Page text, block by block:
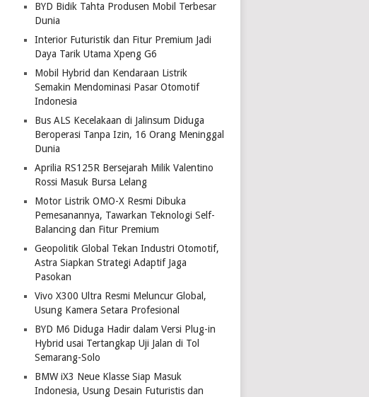
BYD Bidik Tahta Produsen Mobil Terbesar
Dunia
Interior Futuristik dan Fitur Premium Jadi
Daya Tarik Utama Xpeng G6
Mobil Hybrid dan Kendaraan Listrik
Semakin Mendominasi Pasar Otomotif
Indonesia
Bus ALS Kecelakaan di Jalinsum Diduga
Beroperasi Tanpa Izin, 16 Orang Meninggal
Dunia
Aprilia RS125R Bersejarah Milik Valentino
Rossi Masuk Bursa Lelang
Motor Listrik OMO-X Resmi Dibuka
Pemesanannya, Tawarkan Teknologi Self-
Balancing dan Fitur Premium
Geopolitik Global Tekan Industri Otomotif,
Astra Siapkan Strategi Adaptif Jaga
Pasokan
Vivo X300 Ultra Resmi Meluncur Global,
Usung Kamera Setara Profesional
BYD M6 Diduga Hadir dalam Versi Plug-in
Hybrid usai Tertangkap Uji Jalan di Tol
Semarang-Solo
BMW iX3 Neue Klasse Siap Masuk
Indonesia, Usung Desain Futuristis dan